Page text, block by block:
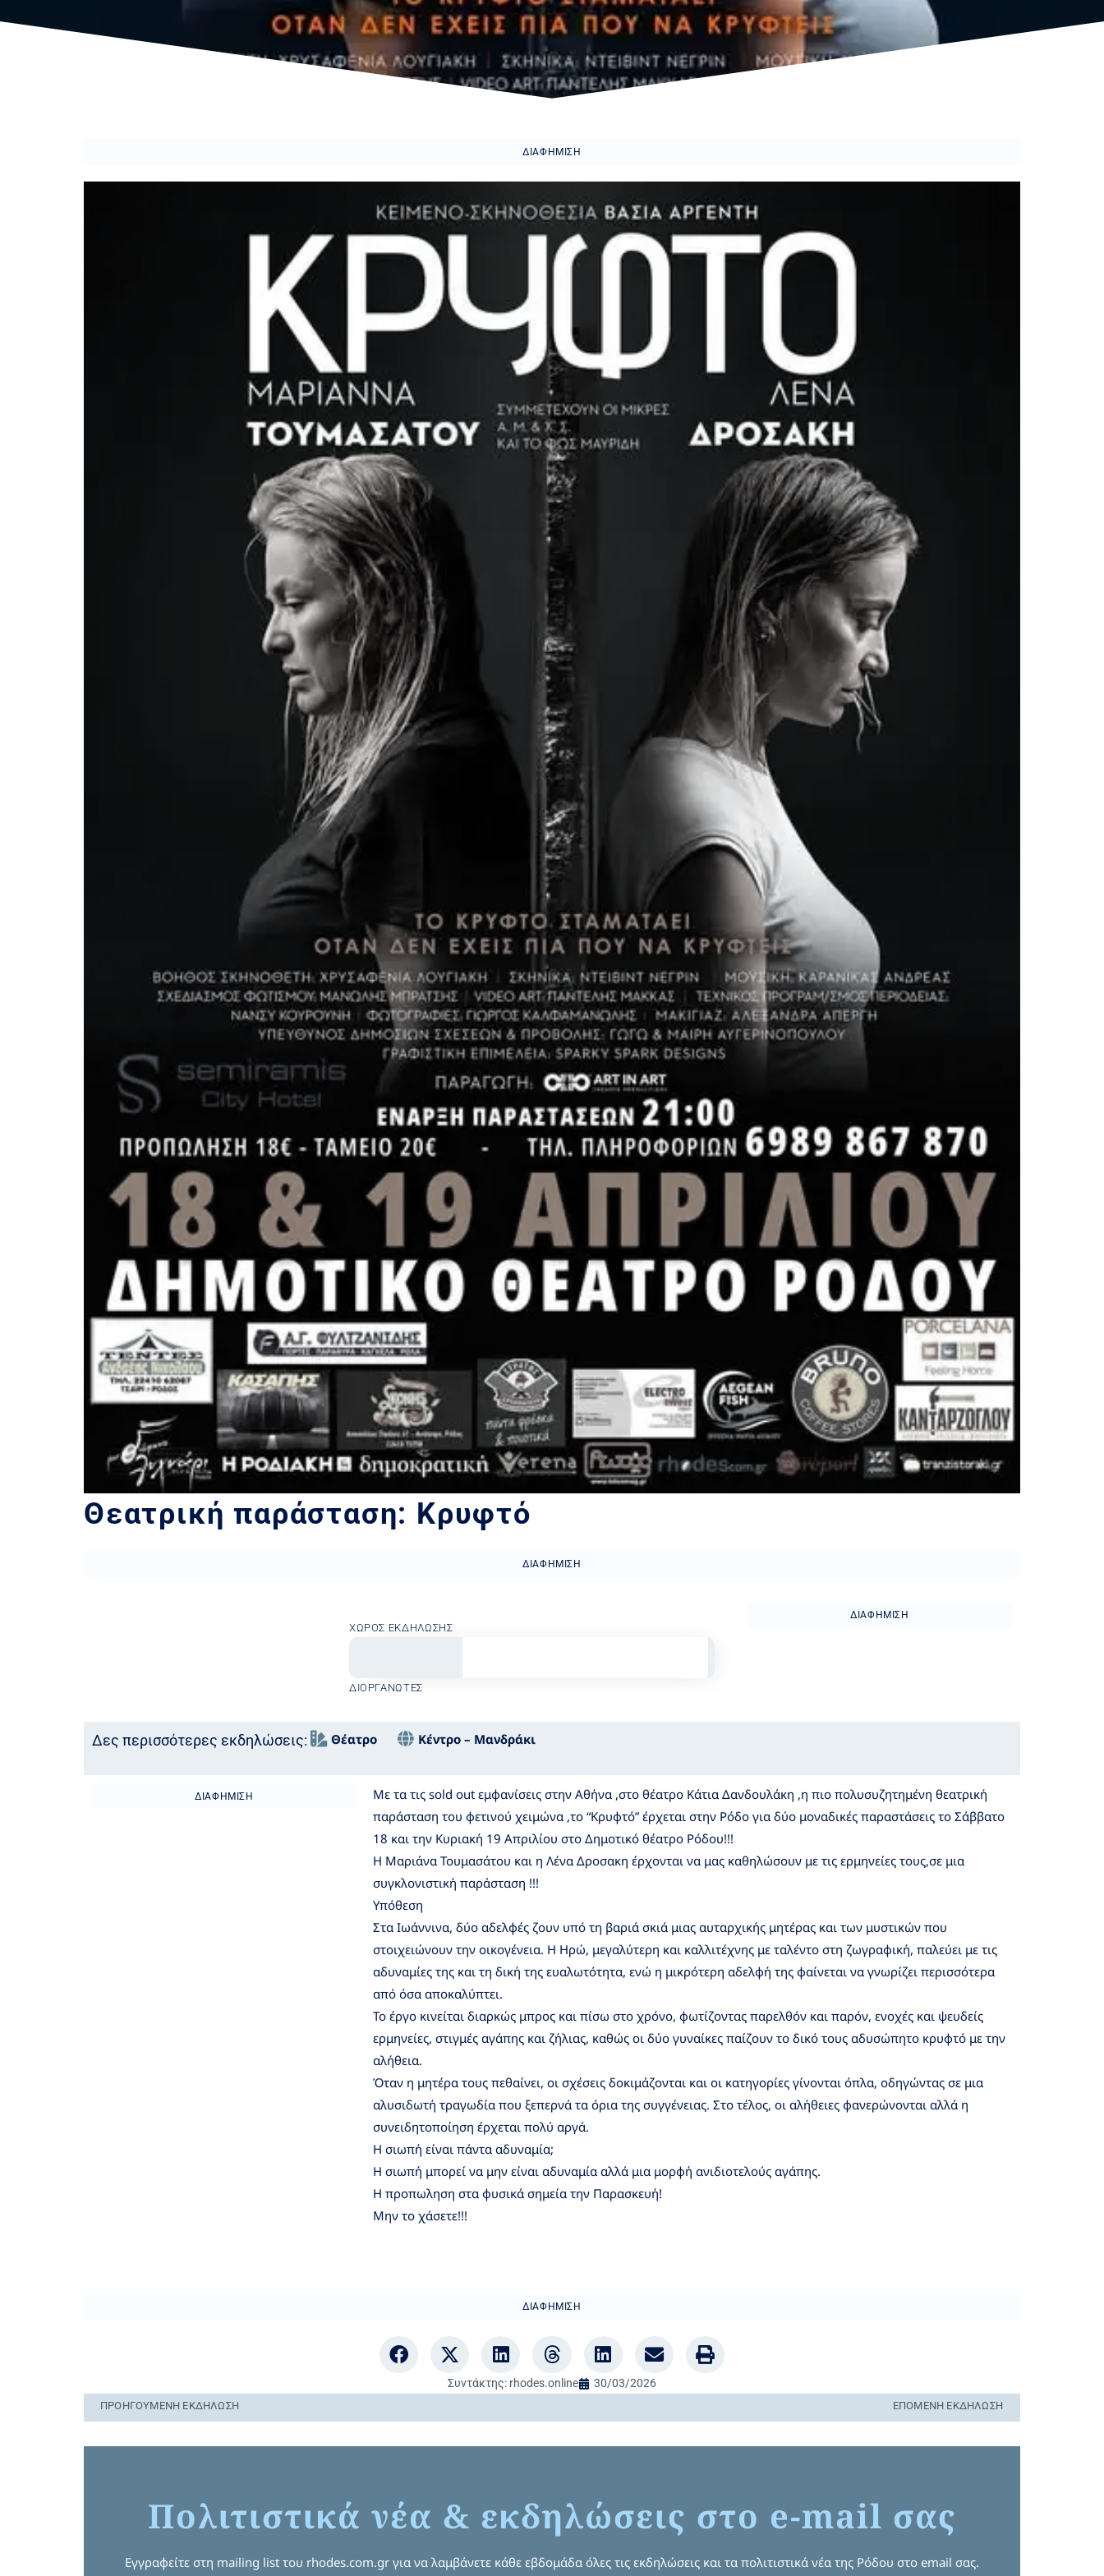
ΔΙΑΦΉΜΙΣΗ
Θεατρική παράσταση: Κρυφτό
ΔΙΑΦΉΜΙΣΗ
ΧΏΡΟΣ ΕΚΔΉΛΩΣΗΣ
ΔΙΟΡΓΑΝΩΤΈΣ
ΔΙΑΦΉΜΙΣΗ
Δες περισσότερες εκδηλώσεις: Θέατρο Κέντρο – Μανδράκι
ΔΙΑΦΉΜΙΣΗ
Με τα τις sold out εμφανίσεις στην Αθήνα ,στο θέατρο Κάτια Δανδουλάκη ,η πιο πολυσυζητημένη θεατρική
παράσταση του φετινού χειμώνα ,το “Κρυφτό” έρχεται στην Ρόδο για δύο μοναδικές παραστάσεις το Σάββατο
18 και την Κυριακή 19 Απριλίου στο Δημοτικό θέατρο Ρόδου!!!
Η Μαριάνα Τουμασάτου και η Λένα Δροσακη έρχονται να μας καθηλώσουν με τις ερμηνείες τους,σε μια
συγκλονιστική παράσταση !!!
Υπόθεση
Στα Ιωάννινα, δύο αδελφές ζουν υπό τη βαριά σκιά μιας αυταρχικής μητέρας και των μυστικών που
στοιχειώνουν την οικογένεια. Η Ηρώ, μεγαλύτερη και καλλιτέχνης με ταλέντο στη ζωγραφική, παλεύει με τις
αδυναμίες της και τη δική της ευαλωτότητα, ενώ η μικρότερη αδελφή της φαίνεται να γνωρίζει περισσότερα
από όσα αποκαλύπτει.
Το έργο κινείται διαρκώς μπρος και πίσω στο χρόνο, φωτίζοντας παρελθόν και παρόν, ενοχές και ψευδείς
ερμηνείες, στιγμές αγάπης και ζήλιας, καθώς οι δύο γυναίκες παίζουν το δικό τους αδυσώπητο κρυφτό με την
αλήθεια.
Όταν η μητέρα τους πεθαίνει, οι σχέσεις δοκιμάζονται και οι κατηγορίες γίνονται όπλα, οδηγώντας σε μια
αλυσιδωτή τραγωδία που ξεπερνά τα όρια της συγγένειας. Στο τέλος, οι αλήθειες φανερώνονται αλλά η
συνειδητοποίηση έρχεται πολύ αργά.
Η σιωπή είναι πάντα αδυναμία;
Η σιωπή μπορεί να μην είναι αδυναμία αλλά μια μορφή ανιδιοτελούς αγάπης.
Η προπωληση στα φυσικά σημεία την Παρασκευή!
Μην το χάσετε!!!
ΔΙΑΦΉΜΙΣΗ
Συντάκτης: rhodes.online 30/03/2026
ΠΡΟΗΓΟΎΜΕΝΗ ΕΚΔΉΛΩΣΗ ΕΠΌΜΕΝΗ ΕΚΔΉΛΩΣΗ
Πολιτιστικά νέα & εκδηλώσεις στο e-mail σας
Εγγραφείτε στη mailing list του rhodes.com.gr για να λαμβάνετε κάθε εβδομάδα όλες τις εκδηλώσεις και τα πολιτιστικά νέα της Ρόδου στο email σας.